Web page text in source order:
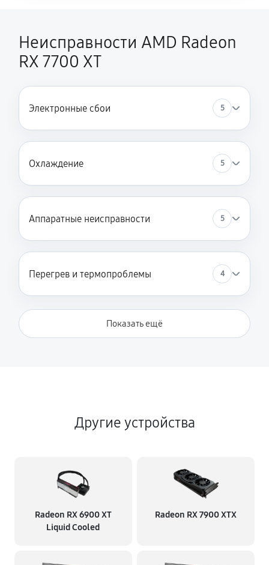
Неисправности AMD Radeon
RX 7700 XT
Электронные сбои 5
Охлаждение 5
Аппаратные неисправности 5
Перегрев и термопроблемы 4
Показать ещё
Другие устройства
Radeon RX 6900 XT
Liquid Cooled
Radeon RX 7900 XTX